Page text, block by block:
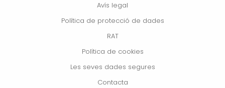
Avís legal
Política de protecció de dades
RAT
Política de cookies
Les seves dades segures
Contacta